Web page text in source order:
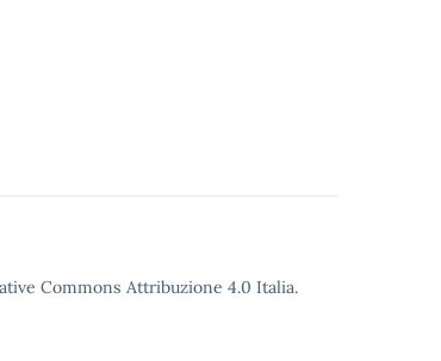
Commons Attribuzione 4.0 Italia.